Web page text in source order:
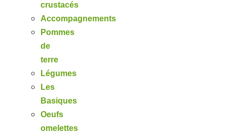
crustacés
Accompagnements
Pommes
de
terre
Légumes
Les
Basiques
Oeufs
omelettes